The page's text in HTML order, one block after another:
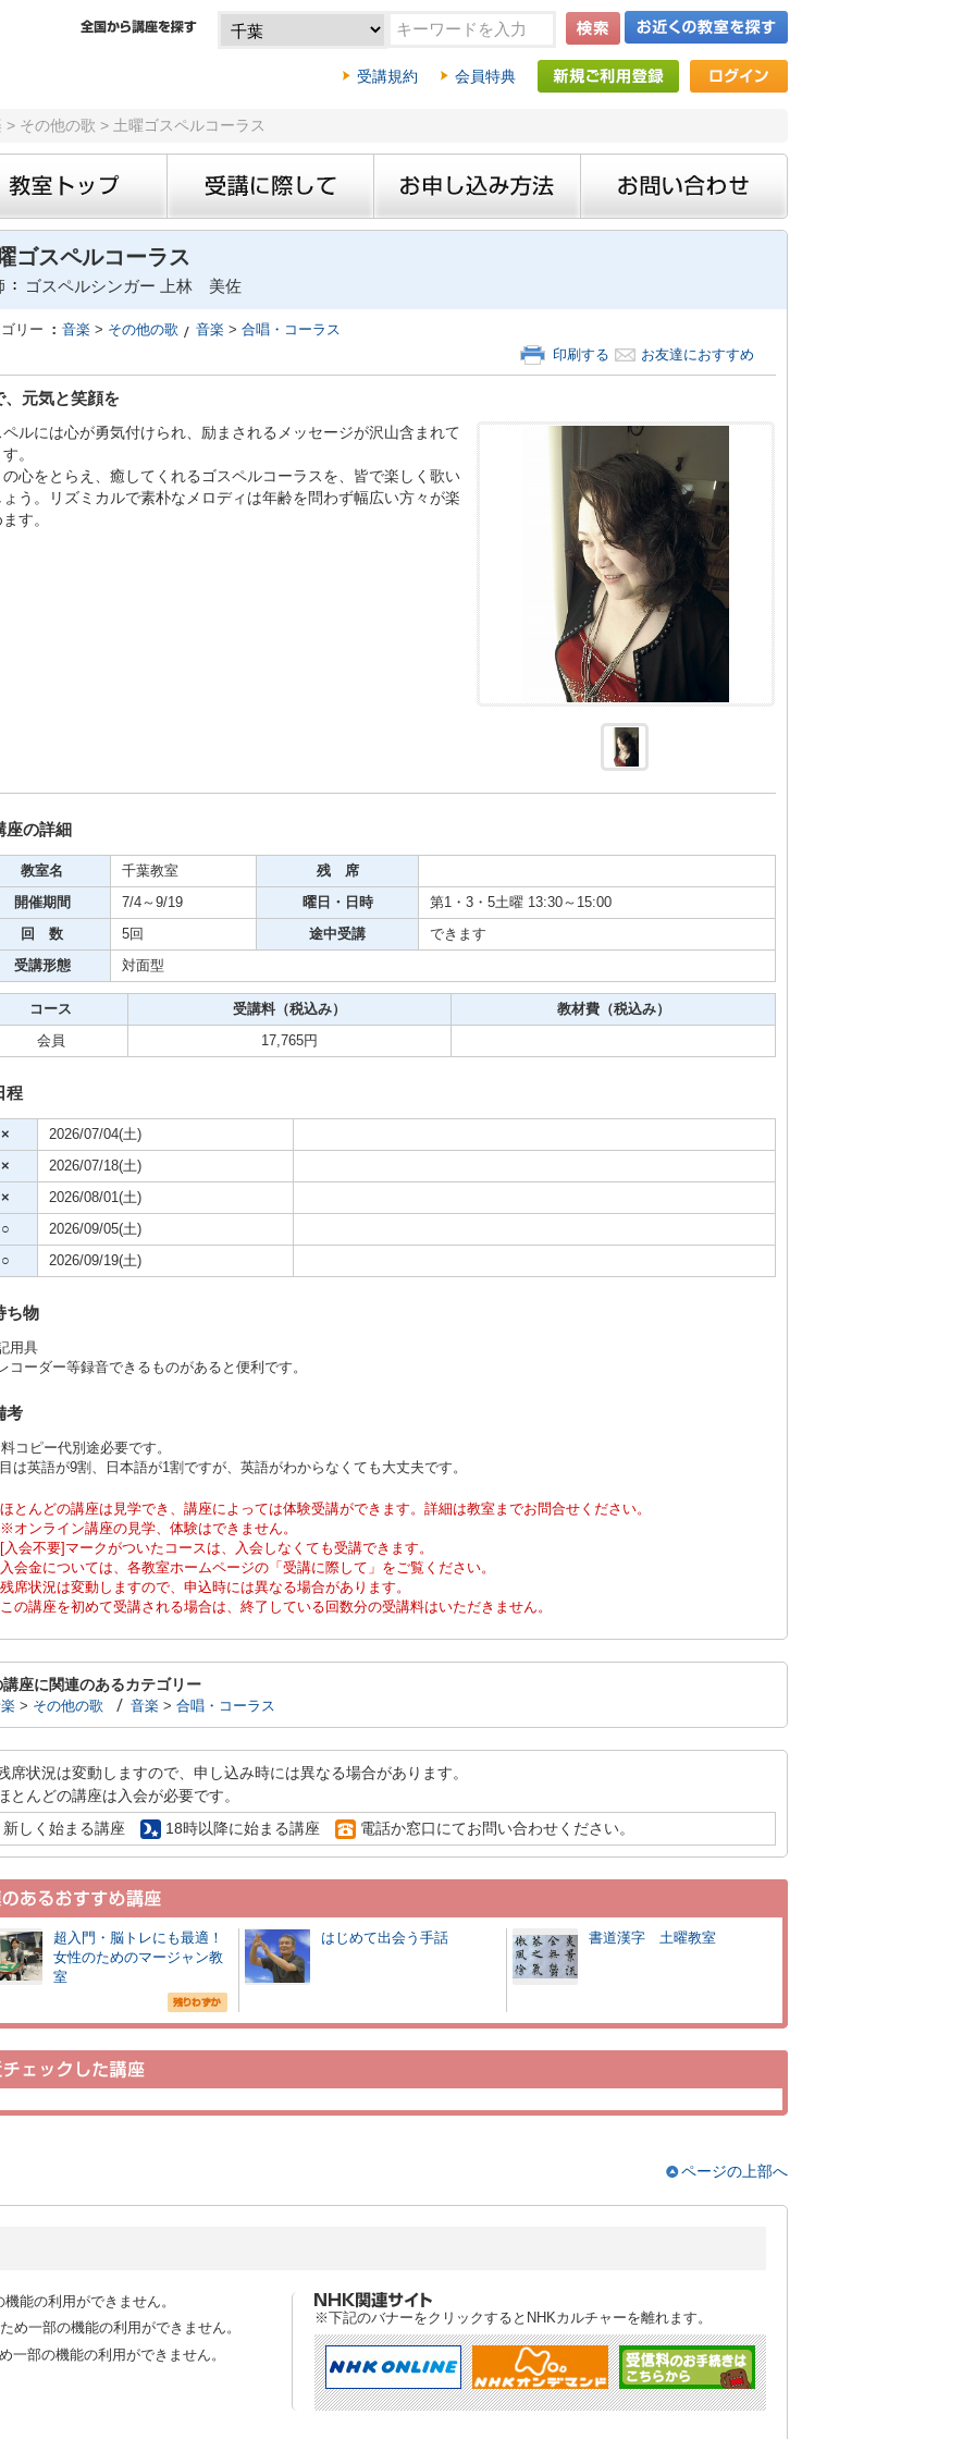
受講規約 会員特典
> その他の歌 > 土曜ゴスペルコーラス
ゴスペルコーラス
ゴスペルシンガー 上林 美佐
リー 音楽> その他の歌 音楽 >合唱・コーラス
印刷する
お友達におすすめ
、元気と笑顔を
ペルには心が勇気付けられ、励まされるメッセージが沢山含まれて
。
の心をとらえ、癒してくれるゴスペルコーラスを、皆で楽しく歌い
ょう。リズミカルで素朴なメロディは年齢を問わず幅広い方々が楽
す。
座の詳細
教室名 千葉教室 残 席
開催期間 7/4～9/19 曜日・日時 第1・3・5土曜 13:30～15:00
回 数 5回 途中受講 できます
受講形態 対面型
コース 受講料（税込み） 教材費（税込み）
会員 17,765円
程
× 2026/07/04(土)
× 2026/07/18(土)
× 2026/08/01(土)
○ 2026/09/05(土)
○ 2026/09/19(土)
ち物
用具
コーダー等録音できるものがあると便利です。
考
コピー代別途必要です。
は英語が9割、日本語が1割ですが、英語がわからなくても大丈夫です。
ほとんどの講座は見学でき、講座によっては体験受講ができます。詳細は教室までお問合せください。
※オンライン講座の見学、体験はできません。
[入会不要]マークがついたコースは、入会しなくても受講できます。
入会金については、各教室ホームページの「受講に際して」をご覧ください。
残席状況は変動しますので、申込時には異なる場合があります。
この講座を初めて受講される場合は、終了している回数分の受講料はいただきません。
講座に関連のあるカテゴリー
> その他の歌 音楽> 合唱・コーラス
席状況は変動しますので、申し込み時には異なる場合があります。
とんどの講座は入会が必要です。
新しく始まる講座
18時以降に始まる講座 電話か窓口にてお問い合わせください。
超入門・脳トレにも最適！
女性のためのマージャン教
室
はじめて出会う手話 書道漢字 土曜教室
・1日講座
グラフィー
デオ
ササイズ・スポーツ
ページの上部へ
能の利用ができません。
め一部の機能の利用ができません。
一部の機能の利用ができません。
※下記のバナーをクリックするとNHKカルチャーを離れます。